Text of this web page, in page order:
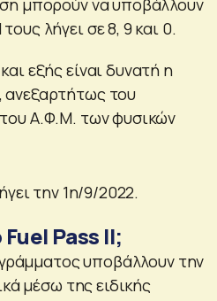
λήγει σε 8, 9 και 0.
εξής είναι δυνατή η
του
Α.Φ.Μ. των φυσικών
την 1η/9/2022.
Pass ΙΙ;
υποβάλλουν την
μέσω της ειδικής